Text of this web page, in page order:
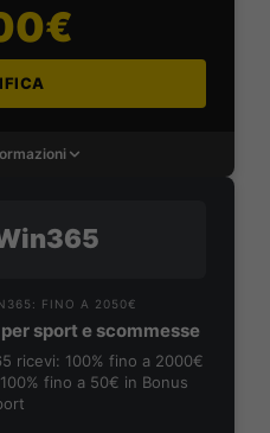
FINO A 2050€
sport e scommesse
ricevi: 100% fino a 2000€
fino a 50€ in Bonus